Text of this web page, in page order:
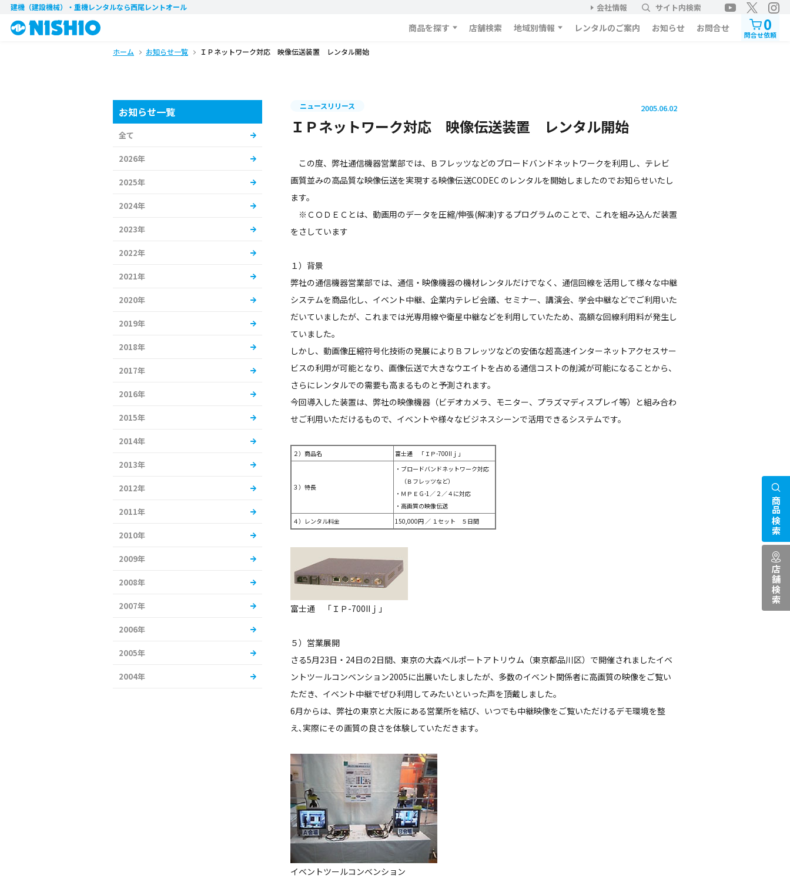
建機（建設機械）・重機レンタルなら西尾レントオール 会社情報 サイト内検索
商品を探す 店舗検索 地域別情報 レンタルのご案内 お知らせ お問合せ 0
問合せ依頼
ホーム お知らせ一覧 ＩＰネットワーク対応 映像伝送装置 レンタル開始
ニュースリリース 2005.06.02
ＩＰネットワーク対応 映像伝送装置 レンタル開始
この度、弊社通信機器営業部では、Ｂフレッツなどのブロードバンドネットワークを利用し、テレビ
画質並みの高品質な映像伝送を実現する映像伝送CODEC のレンタルを開始しましたのでお知らせいたし
ます。
※ＣＯＤＥＣとは、動画用のデータを圧縮/伸張(解凍)するプログラムのことで、これを組み込んだ装置
をさしています
１）背景
弊社の通信機器営業部では、通信・映像機器の機材レンタルだけでなく、通信回線を活用して様々な中継
システムを商品化し、イベント中継、企業内テレビ会議、セミナー、講演会、学会中継などでご利用いた
だいていましたが、これまでは光専用線や衛星中継などを利用していたため、高額な回線利用料が発生し
ていました。
しかし、動画像圧縮符号化技術の発展によりＢフレッツなどの安価な超高速インターネットアクセスサー
ビスの利用が可能となり、画像伝送で大きなウエイトを占める通信コストの削減が可能になることから、
さらにレンタルでの需要も高まるものと予測されます。
今回導入した装置は、弊社の映像機器（ビデオカメラ、モニター、プラズマディスプレイ等）と組み合わ
せご利用いただけるもので、イベントや様々なビジネスシーンで活用できるシステムです。
２）商品名 富士通 「ＩＰ-700IIｊ」
３）特長
・ブロードバンドネットワーク対応
（Ｂフレッツなど）
・ＭＰＥＧ-1／２／４に対応
・高画質の映像伝送
４）レンタル料金
150,000円 ／ １セット ５日間
富士通 「ＩＰ-700IIｊ」
５）営業展開
さる5月23日・24日の2日間、東京の大森ベルポートアトリウム（東京都品川区）で開催されましたイベ
ントツールコンベンション2005に出展いたしましたが、多数のイベント関係者に高画質の映像をご覧い
ただき、イベント中継でぜひ利用してみたいといった声を頂戴しました。
6月からは、弊社の東京と大阪にある営業所を結び、いつでも中継映像をご覧いただけるデモ環境を整
え､実際にその画質の良さを体験していただきます。
イベントツールコンベンション
お知らせ一覧
全て
2026年
2025年
2024年
2023年
2022年
2021年
2020年
2019年
2018年
2017年
2016年
2015年
2014年
2013年
2012年
2011年
2010年
2009年
2008年
2007年
2006年
2005年
2004年
商品検索
店舗検索